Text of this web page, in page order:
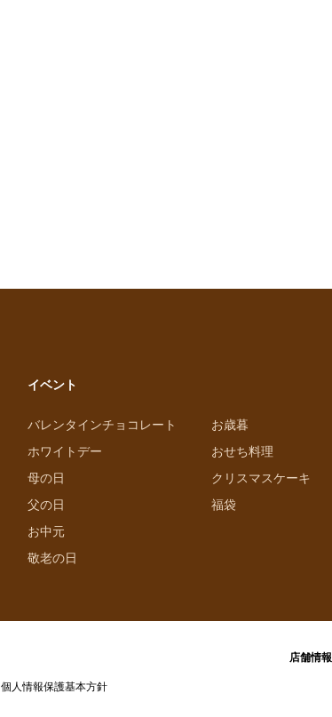
イベント
バレンタインチョコレート
ホワイトデー
母の日
父の日
お中元
敬老の日
お歳暮
おせち料理
クリスマスケーキ
福袋
店舗情報
個人情報保護基本方針